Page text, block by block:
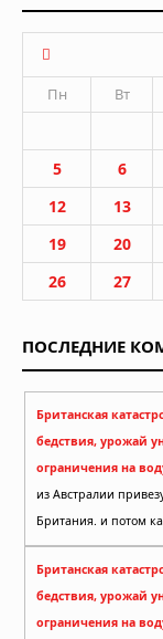
Пн
Вт
5
6
12
13
19
20
26
27
ПОСЛЕДНИЕ
Британская
бедствия, урожай
ограничения на
из Австралии
Британия. и потом
Британская
бедствия, урожай
ограничения на